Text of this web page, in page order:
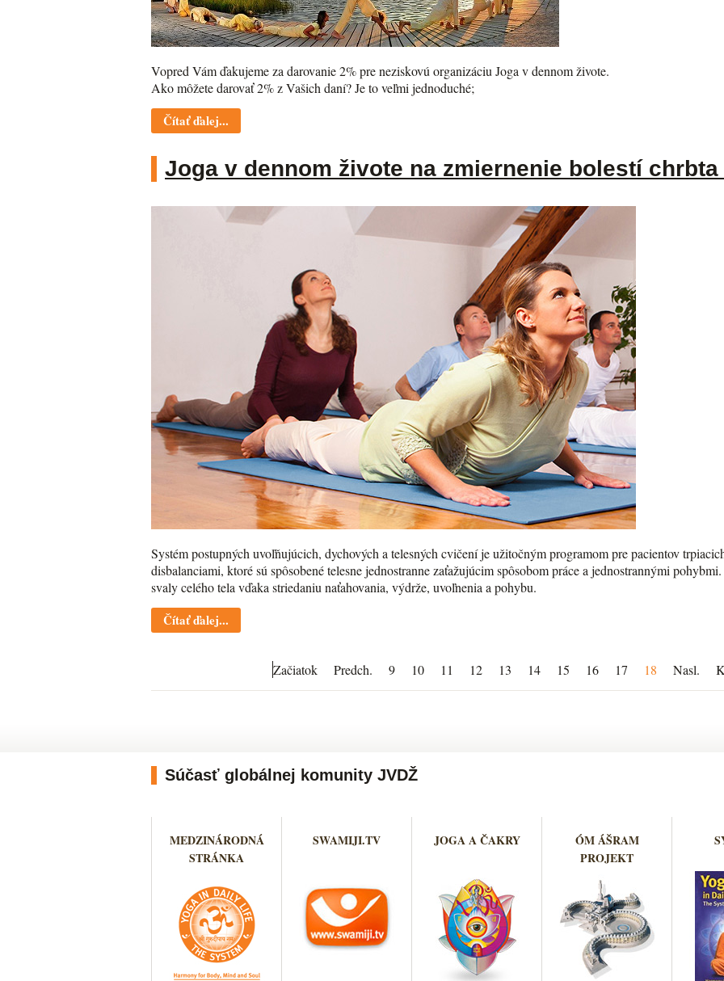
Vopred Vám ďakujeme za darovanie 2% pre neziskovú organizáciu Joga v dennom živote.
Ako môžete darovať 2% z Vašich daní? Je to veľmi jednoduché;
Čítať ďalej...
Joga v dennom živote na zmiernenie bolestí
Systém postupných uvoľňujúcich, dychových a telesných cvičení je užitočným programom pre pacientov
disbalanciami, ktoré sú spôsobené telesne jednostranne zaťažujúcim spôsobom práce a jednostrannými
svaly celého tela vďaka striedaniu naťahovania, výdrže, uvoľnenia a pohybu.
Čítať ďalej...
Začiatok Predch. 9 10 11 12 13 14 15 16 17 18 Nasl.
Súčasť globálnej komunity JVDŽ
MEDZINÁRODNÁ
STRÁNKA
SWAMIJI.TV JOGA A ČAKRY
ÓM ÁŠRAM
PROJEKT